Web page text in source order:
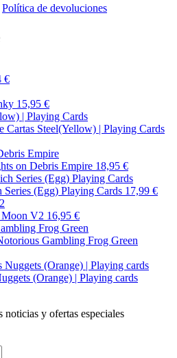
Política de devoluciones
€
15,95 €
Cartas Steel(Yellow) | Playing Cards
on Debris Empire 18,95 €
Series (Egg) Playing Cards 17,99 €
V2 16,95 €
Gambling Frog Green
(Orange) | Playing cards
noticias y ofertas especiales